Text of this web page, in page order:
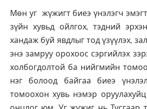
Мөн уг жүжигт биеэ үнэлэгч
зүйн хувьд ойлгох, тэдний
хандаж буй явдлыг тод үзүүлэх,
энэ замруу орохоос сэргийлэх
холбогдолтой ба нийгмийн
нэг болоод байгаа биеэ
томоохон хувь нэмэр оруулахуйц